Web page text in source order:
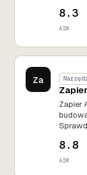
8.3
AIM
Za
Zapier
8.8
AIM